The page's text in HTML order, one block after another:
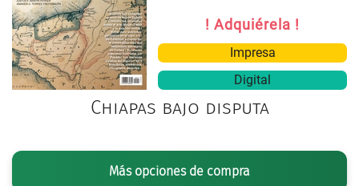
! Adquiérela !
Impresa
Digital
Chiapas bajo disputa
Más opciones de compra